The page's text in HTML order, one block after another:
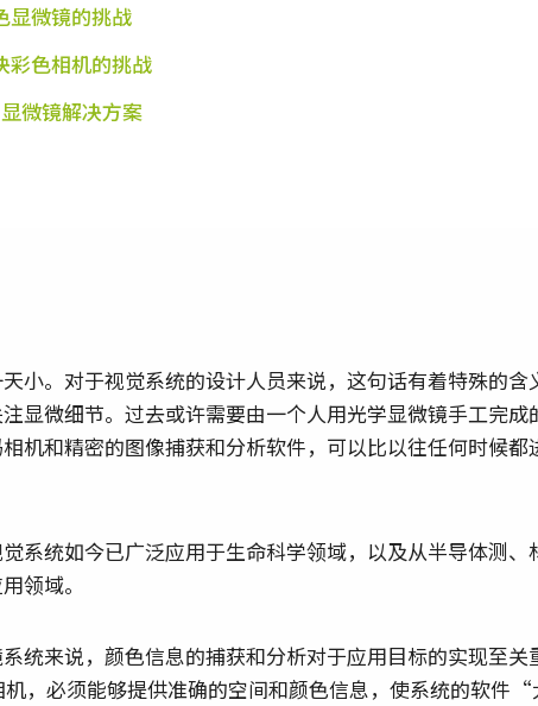
显微镜的挑战
彩色相机的挑战
微镜解决方案
小。对于视觉系统的设计人员来说，这句话有着特殊的含
显微细节。过去或许需要由一个人用光学显微镜手工完成
机和精密的图像捕获和分析软件，可以比以往任何时候都
系统如今已广泛应用于生命科学领域，以及从半导体测、
领域。
统来说，颜色信息的捕获和分析对于应用目标的实现至关
，必须能够提供准确的空间和颜色信息，使系统的软件